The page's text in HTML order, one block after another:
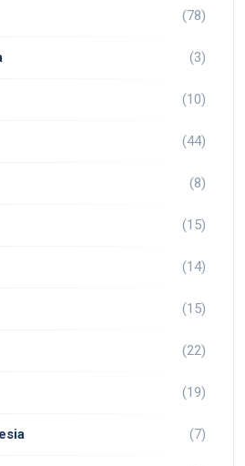
(78)
(3)
(10)
(44)
(8)
(15)
(14)
(15)
(22)
(19)
(7)